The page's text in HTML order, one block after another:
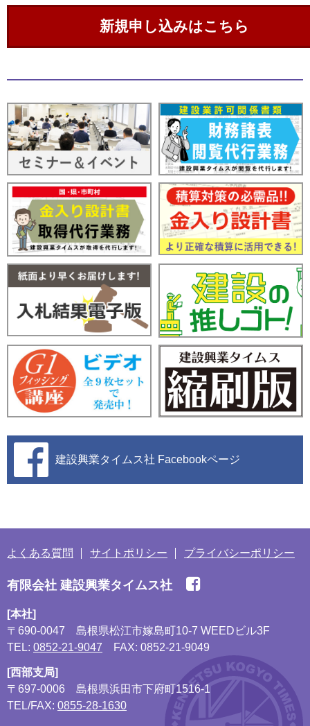
新規申し込みはこちら
建設興業タイムス社 Facebookページ
よくある質問 サイトポリシー プライバシーポリシー
有限会社 建設興業タイムス社
[本社]
〒690-0047
島根県松江市嫁島町10-7 WEEDビル3F
TEL: 0852-21-9047 FAX: 0852-21-9049
[西部支局]
〒697-0006
島根県浜田市下府町1516-1
TEL/FAX: 0855-28-1630